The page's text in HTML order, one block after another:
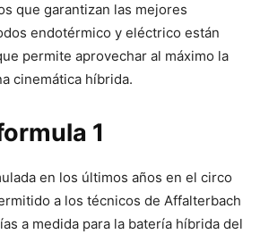
que garantizan las mejores
endotérmico y eléctrico están
permite aprovechar al máximo la
cinemática híbrida.
1
en los últimos años en el circo
a los técnicos de Affalterbach
a medida para la batería híbrida del